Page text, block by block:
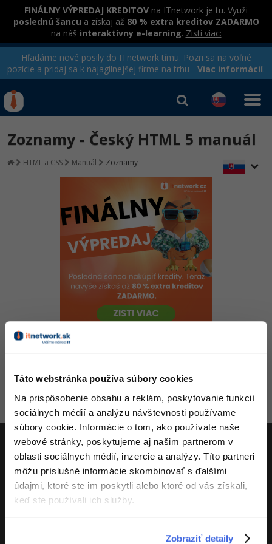
Táto webstránka používa súbory cookies
Na prispôsobenie obsahu a reklám, poskytovanie funkcií
sociálnych médií a analýzu návštevnosti používame
súbory cookie. Informácie o tom, ako používate naše
webové stránky, poskytujeme aj našim partnerom v
oblasti sociálnych médií, inzercie a analýzy. Títo partneri
môžu príslušné informácie skombinovať s ďalšími
údajmi, ktoré ste im poskytli alebo ktoré od vás získali,
keď ste používali ich služby.
Zobraziť detaily
FINÁLNY VÝPREDAJ KREDITOV na ITnetwork je tu. Využi
poslednú šancu a získaj až 80 % extra kreditov ZADARMO
na náš interaktívny e-learning. Zisti viac:
Hľadáme nové posily do ITnetwork tímu. Pozri sa na voľné
pozície a pridaj sa k najagilnejšej firme na trhu - Viac informácií.
Rekvalifikačné kurzy
hradené úradom práce
Kurzy programovania
Ako začať?
-80%
C# .NET -80%
Python -80%
JavaScript -80%
PHP
C++
Swift -80%
Kotlin -80%
Céčko -80%
VB.NET
SQL
Kurzy e-commerce
Testovanie softvéru
Marketing -30%
WordPress
SEO
UX
Business
Copywriting -30%
MS Office -80%
Google Dokumenty
Time management
Fórum
Kurzy dizajnu
-80%
Photoshop -80%
Adobe Illustrator -80%
Adobe XD -15%
Adobe InDesign -25%
Blender -80%
Inkscape
Fotografovanie -80%
Prihlásiť sa|Registrovať
Zoznamy - Český HTML 5 manuál
HTML a CSS Manuál Zoznamy
ITnetwork.sk
Učíme národ IT
O projekte